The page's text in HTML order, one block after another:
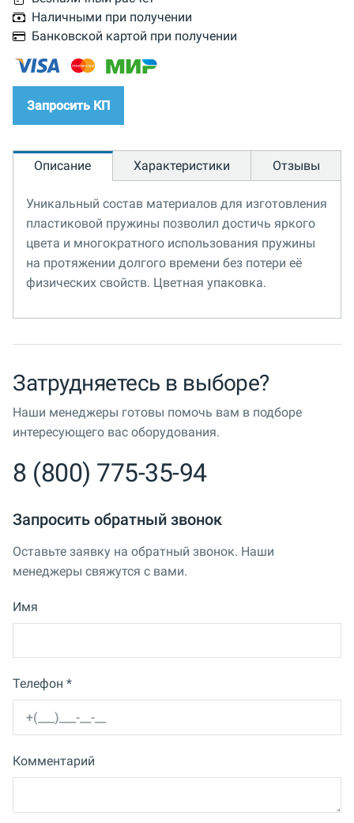
Наличными при получении
Банковской картой при получении
Запросить КП
Описание Характеристики Отзывы
Уникальный состав материалов для изготовления
пластиковой пружины позволил достичь яркого
цвета и многократного использования пружины
на протяжении долгого времени без потери её
физических свойств. Цветная упаковка.
Затрудняетесь в выборе?
Наши менеджеры готовы помочь вам в подборе
интересующего вас оборудования.
8 (800) 775-35-94
Запросить обратный звонок
Оставьте заявку на обратный звонок. Наши
менеджеры свяжутся с вами.
Имя
Телефон *
Комментарий